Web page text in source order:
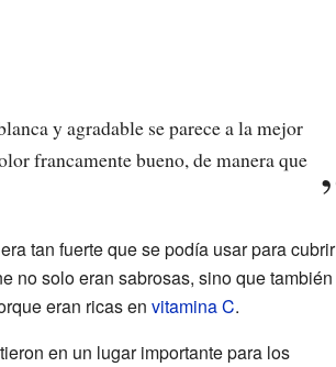
y agradable se parece a la mejor
francamente bueno, de manera que
tan fuerte que se podía usar para cubrir
no solo eran sabrosas, sino que también
eran ricas en vitamina C.
en un lugar importante para los